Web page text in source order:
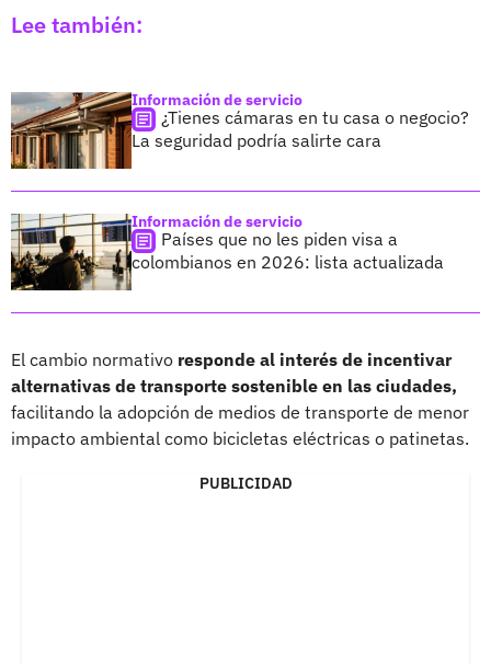
Lee también:
Información de servicio
¿Tienes cámaras en tu casa o negocio?
La seguridad podría salirte cara
Información de servicio
Países que no les piden visa a
colombianos en 2026: lista actualizada
El cambio normativo responde al interés de incentivar
alternativas de transporte sostenible en las ciudades,
facilitando la adopción de medios de transporte de menor
impacto ambiental como bicicletas eléctricas o patinetas.
PUBLICIDAD